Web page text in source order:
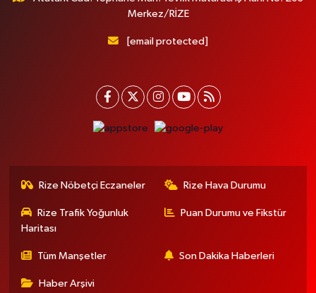
Merkez/RİZE
[email protected]
Rize Nöbetçi Eczaneler Rize Hava Durumu
Rize Trafik Yoğunluk
Haritası
Puan Durumu ve Fikstür
Tüm Manşetler Son Dakika Haberleri
Haber Arşivi